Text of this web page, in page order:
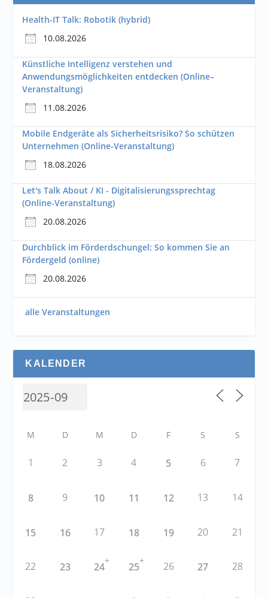
Health-IT Talk: Robotik (hybrid)
10.08.2026
Künstliche Intelligenz verstehen und
Anwendungsmöglichkeiten entdecken (Online–
Veranstaltung)
11.08.2026
Mobile Endgeräte als Sicherheitsrisiko? So schützen
Unternehmen (Online-Veranstaltung)
18.08.2026
Let's Talk About / KI - Digitalisierungssprechtag
(Online-Veranstaltung)
20.08.2026
Durchblick im Förderdschungel: So kommen Sie an
Fördergeld (online)
20.08.2026
alle Veranstaltungen
KALENDER
M D M D F S S
1 2 3 4 5 6 7
8 9 10 11 12 13 14
15 16 17 18 19 20 21
22 23 24
+
25
+ 26 27 28